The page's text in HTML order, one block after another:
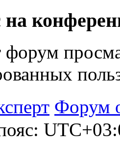
на
форум
Форум